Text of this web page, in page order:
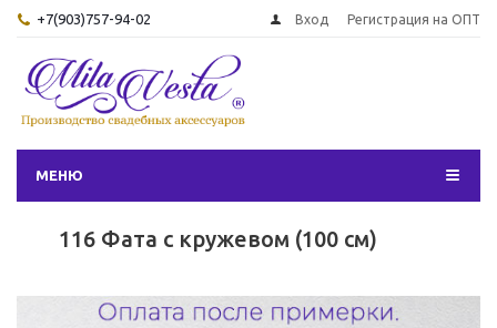
+7(903)757-94-02 Вход Регистрация на ОПТ
МЕНЮ
116 Фата с кружевом (100 см)